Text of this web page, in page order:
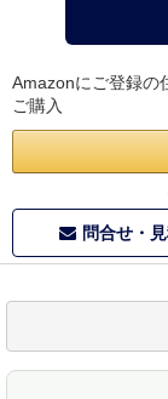
Amazonにご登録の
ご購入
問合せ・